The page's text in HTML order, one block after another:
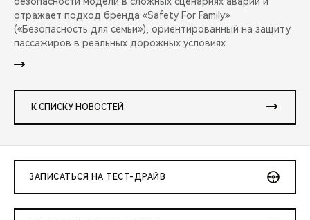
отражает подход бренда «Safety For Family»
(«Безопасность для семьи»), ориентированный на защиту
пассажиров в реальных дорожных условиях.
К СПИСКУ НОВОСТЕЙ
ЗАПИСАТЬСЯ НА ТЕСТ-ДРАЙВ